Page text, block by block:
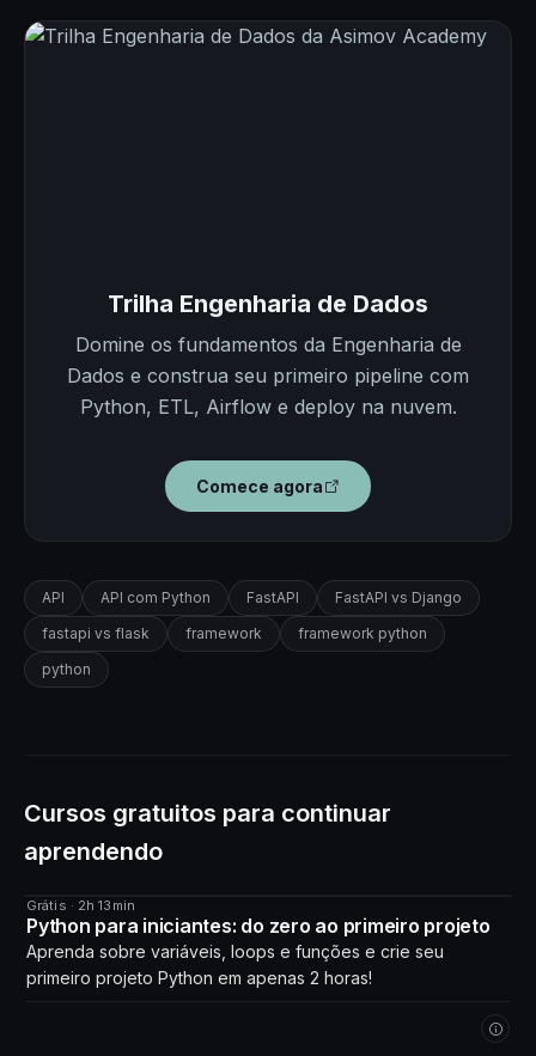
Trilha Engenharia de Dados
Domine os fundamentos da Engenharia de
Dados e construa seu primeiro pipeline com
Python, ETL, Airflow e deploy na nuvem.
Comece agora
API API com Python FastAPI
FastAPI vs Django
fastapi vs flask
framework
framework python
python
Cursos gratuitos para continuar
aprendendo
CURSO
Grátis · 2h 13min
Python para iniciantes: do zero ao primeiro projeto
Aprenda sobre variáveis, loops e funções e crie seu
primeiro projeto Python em apenas 2 horas!